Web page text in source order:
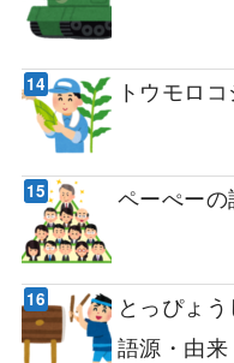
トウモロ
ペーぺー
とっぴょ
語源・由来